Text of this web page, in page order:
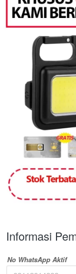
Informasi
No WhatsApp Aktif